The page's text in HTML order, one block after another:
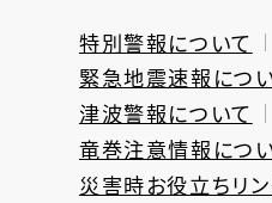
特別警報について
緊急地震速報につ
津波警報について
竜巻注意情報につ
災害時お役立ちリ